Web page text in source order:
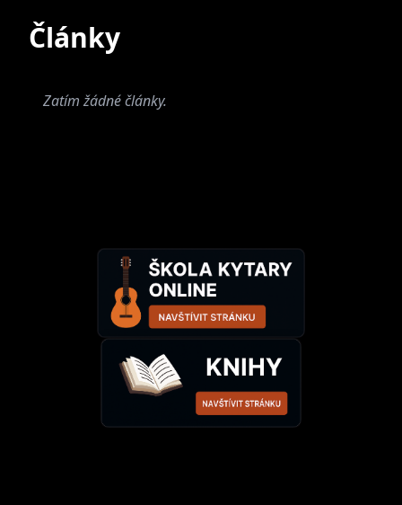
Současné
Články
Zatím žádné články.